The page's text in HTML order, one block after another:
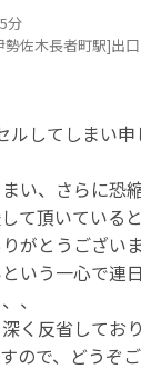
分
佐木長者町駅]出口
してしまい
い、さらに恐
て頂いている
がとうございま
いう一心で連
、
く反省しており
ので、どうぞ